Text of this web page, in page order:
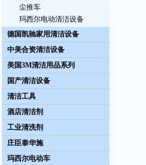
尘推车
玛西尔电动清洁设备
德国凯驰家用清洁设备
中美合资清洁设备
美国3M清洁用品系列
国产清洁设备
清洁工具
酒店清洁剂
工业清洗剂
庄臣泰华施
玛西尔电动车